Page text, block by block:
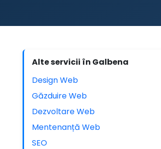
Alte servicii în Galbena
Design Web
Găzduire Web
Dezvoltare Web
Mentenanță Web
SEO